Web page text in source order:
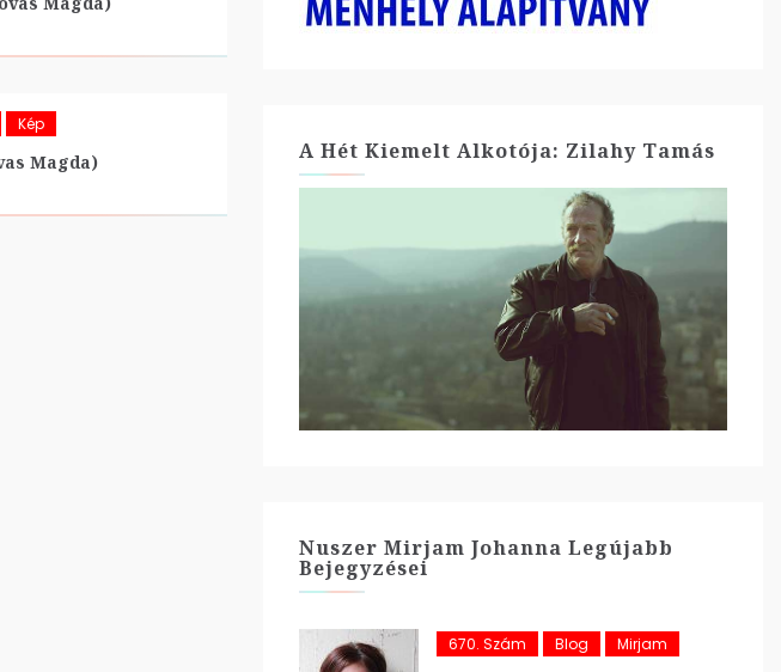
Kép
Magda) A Hét Kiemelt Alkotója: Zilahy Tamás
Nuszer Mirjam Johanna Legújabb
Bejegyzései
670. Szám Blog Mirjam